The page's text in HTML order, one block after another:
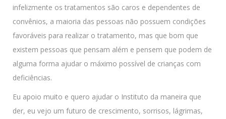
infelizmente os tratamentos são caros e dependentes de
convênios, a maioria das pessoas não possuem condições
favoráveis para realizar o tratamento, mas que bom que
existem pessoas que pensam além e pensem que podem de
alguma forma ajudar o máximo possível de crianças com
deficiências.
Eu apoio muito e quero ajudar o Instituto da maneira que
der, eu vejo um futuro de crescimento, sorrisos, lágrimas,